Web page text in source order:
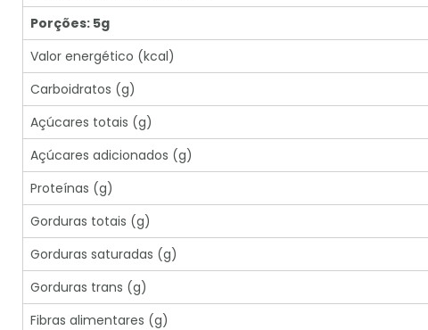
Porções: 5g
Valor energético (kcal)
Carboidratos (g)
Açúcares totais (g)
Açúcares adicionados (g)
Proteínas (g)
Gorduras totais (g)
Gorduras saturadas (g)
Gorduras trans (g)
Fibras alimentares (g)